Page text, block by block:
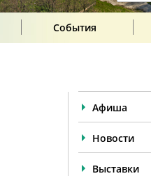
События
Афиша
Новости
Выставки